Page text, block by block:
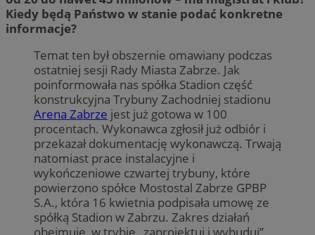
Kiedy będą Państwo w stanie podać konkretne
informacje?
Temat ten był obszernie omawiany podczas
ostatniej sesji Rady Miasta Zabrze. Jak
poinformowała nas spółka Stadion część
konstrukcyjna Trybuny Zachodniej stadionu
Arena Zabrze jest już gotowa w 100
procentach. Wykonawca zgłosił już odbiór i
przekazał dokumentację wykonawczą. Trwają
natomiast prace instalacyjne i
wykończeniowe czwartej trybuny, które
powierzono spółce Mostostal Zabrze GPBP
S.A., która 16 kwietnia podpisała umowę ze
spółką Stadion w Zabrzu. Zakres działań
obejmuje, w trybie „zaprojektuj i wybuduj”,